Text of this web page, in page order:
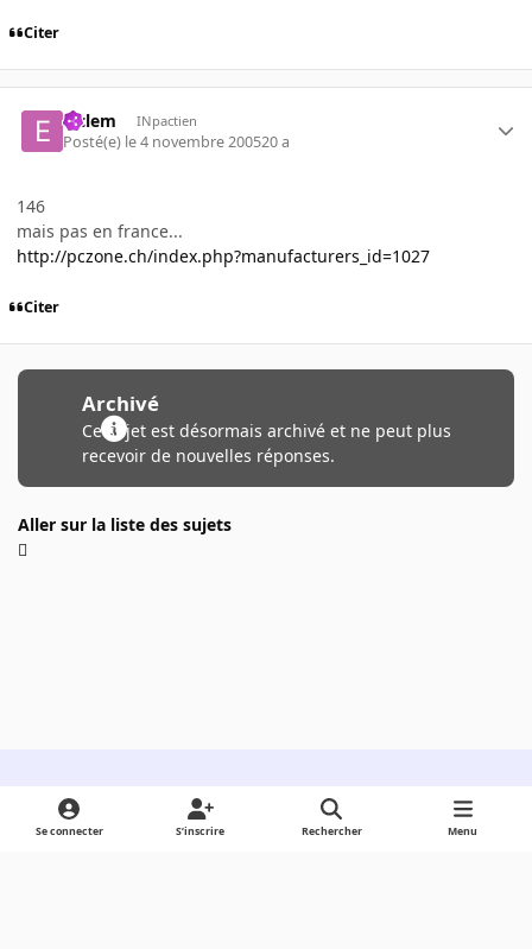
Citer
elclem INpactien
Posté(e) le 4 novembre 200520 a
146
mais pas en france...
http://pczone.ch/index.php?manufacturers_id=1027
Citer
Archivé
Ce sujet est désormais archivé et ne peut plus
recevoir de nouvelles réponses.
Aller sur la liste des sujets
Light ModeDark ModeSystem Preference
Se connecter S’inscrire Rechercher Menu